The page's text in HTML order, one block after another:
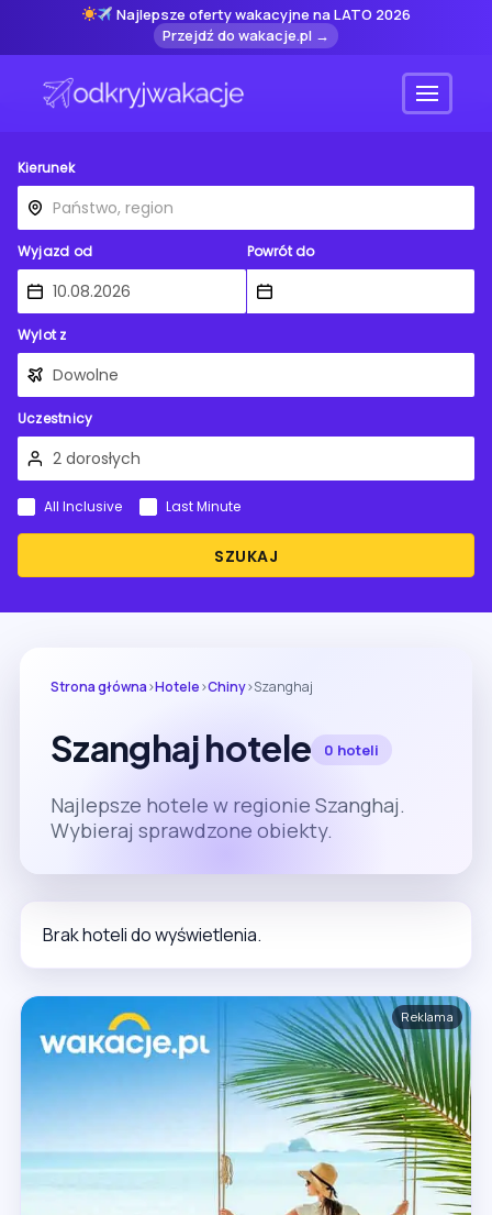
Najlepsze oferty wakacyjne na LATO 2026
Przejdź do wakacje.pl →
Menu
Kierunek
Wyjazd od Powrót do
Wylot z
Uczestnicy
SZUKAJ
All Inclusive Last Minute
Strona główna›Hotele›Chiny›Szanghaj
Szanghaj hotele 0 hoteli
Najlepsze hotele w regionie Szanghaj.
Wybieraj sprawdzone obiekty.
Brak hoteli do wyświetlenia.
Reklama